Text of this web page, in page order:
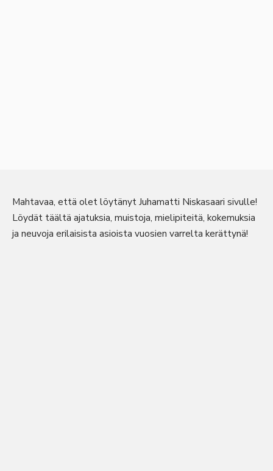
Mahtavaa, että olet löytänyt Juhamatti Niskasaari sivulle!
Löydät täältä ajatuksia, muistoja, mielipiteitä, kokemuksia
ja neuvoja erilaisista asioista vuosien varrelta kerättynä!